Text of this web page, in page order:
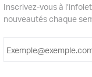
Inscrivez-vous à
nouveautés chaque